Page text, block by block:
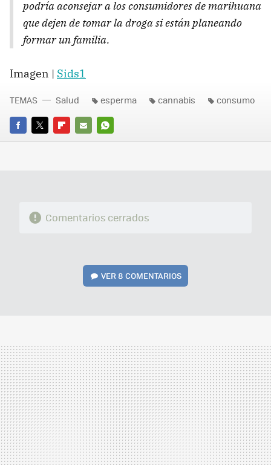
podría aconsejar a los consumidores de marihuana
que dejen de tomar la droga si están planeando
formar un familia.
Imagen | Sids1
FACEBOOK
TWITTERFLIPBOARD
E-
WHATSAPP
TEMAS Salud esperma cannabis consumo
Comentarios cerrados
VER8 COMENTARIOS